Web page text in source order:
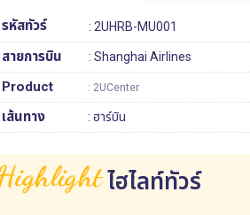
รหัสทัวร์ : 2UHRB-MU001
สายการบิน : Shanghai Airlines
Product : 2UCenter
เส้นทาง :ฮาร์บิน
Highlight ไฮไลท์ทัวร์